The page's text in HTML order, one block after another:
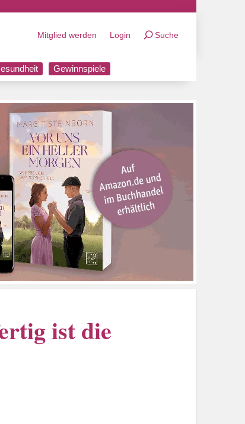
Mitglied werden Login Suche
Gewinnspiele
ist die